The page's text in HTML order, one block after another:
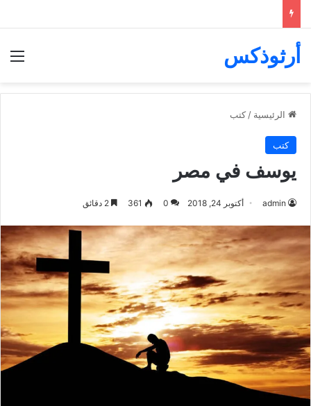
أرثوذكس
الرئيسية / كتب
كتب
يوسف في مصر
admin أكتوبر 24, 2018 0
361